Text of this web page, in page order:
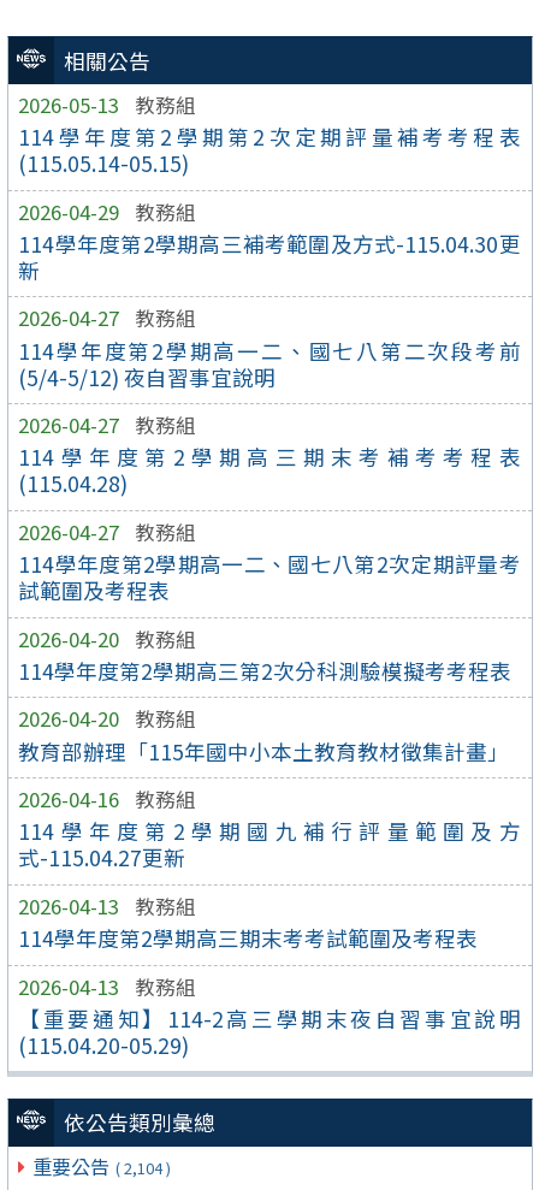
相關公告
2026-05-13 教務組
114學年度第2學期第2次定期評量補考考程表
(115.05.14-05.15)
2026-04-29 教務組
114學年度第2學期高三補考範圍及方式-115.04.30更
新
2026-04-27 教務組
114學年度第2學期高一二、國七八第二次段考前
(5/4-5/12) 夜自習事宜說明
2026-04-27 教務組
114學年度第2學期高三期末考補考考程表
(115.04.28)
2026-04-27 教務組
114學年度第2學期高一二、國七八第2次定期評量考
試範圍及考程表
2026-04-20 教務組
114學年度第2學期高三第2次分科測驗模擬考考程表
2026-04-20 教務組
教育部辦理「115年國中小本土教育教材徵集計畫」
2026-04-16 教務組
114學年度第2學期國九補行評量範圍及方
式-115.04.27更新
2026-04-13 教務組
114學年度第2學期高三期末考考試範圍及考程表
2026-04-13 教務組
【重要通知】114-2高三學期末夜自習事宜說明
(115.04.20-05.29)
依公告類別彙總
重要公告 ( 2,104 )